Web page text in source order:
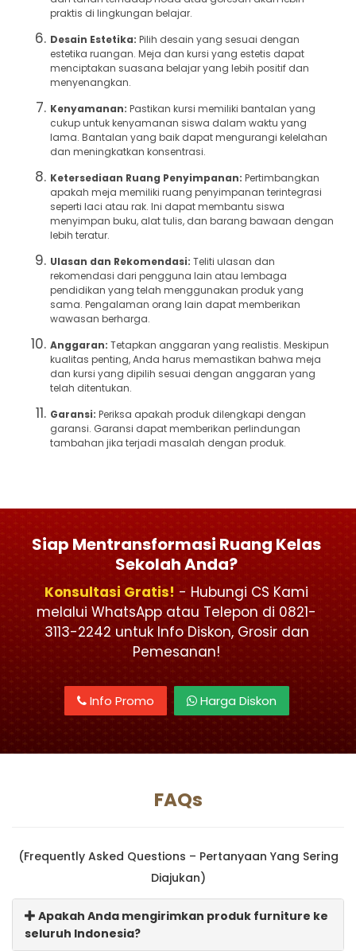
praktis di lingkungan belajar.
Desain Estetika: Pilih desain yang sesuai dengan
estetika ruangan. Meja dan kursi yang estetis dapat
menciptakan suasana belajar yang lebih positif dan
menyenangkan.
Kenyamanan: Pastikan kursi memiliki bantalan yang
cukup untuk kenyamanan siswa dalam waktu yang
lama. Bantalan yang baik dapat mengurangi kelelahan
dan meningkatkan konsentrasi.
Ketersediaan Ruang Penyimpanan: Pertimbangkan
apakah meja memiliki ruang penyimpanan terintegrasi
seperti laci atau rak. Ini dapat membantu siswa
menyimpan buku, alat tulis, dan barang bawaan dengan
lebih teratur.
Ulasan dan Rekomendasi: Teliti ulasan dan
rekomendasi dari pengguna lain atau lembaga
pendidikan yang telah menggunakan produk yang
sama. Pengalaman orang lain dapat memberikan
wawasan berharga.
Anggaran: Tetapkan anggaran yang realistis. Meskipun
kualitas penting, Anda harus memastikan bahwa meja
dan kursi yang dipilih sesuai dengan anggaran yang
telah ditentukan.
Garansi: Periksa apakah produk dilengkapi dengan
garansi. Garansi dapat memberikan perlindungan
tambahan jika terjadi masalah dengan produk.
Siap Mentransformasi Ruang Kelas
Sekolah Anda?
Konsultasi Gratis! - Hubungi CS Kami
melalui WhatsApp atau Telepon di 0821-
3113-2242 untuk Info Diskon, Grosir dan
Pemesanan!
Info Promo Harga Diskon
FAQs
(Frequently Asked Questions – Pertanyaan Yang Sering
Diajukan)
Apakah Anda mengirimkan produk furniture ke
seluruh Indonesia?